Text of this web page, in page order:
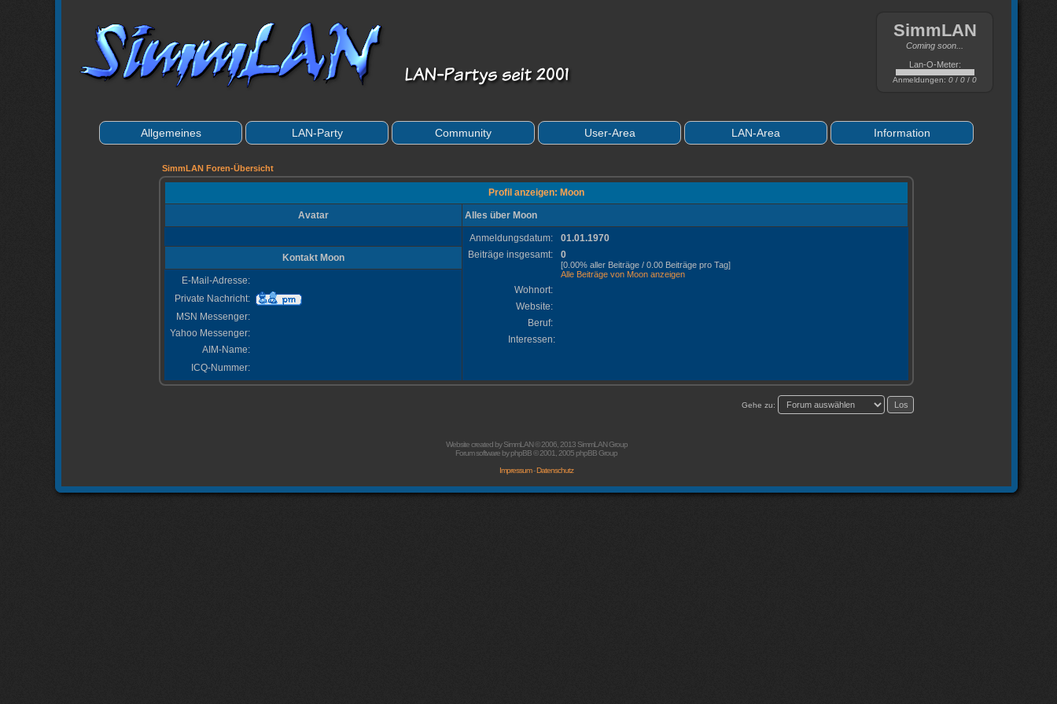
SimmLAN
Coming soon...
Lan-O-Meter:
Anmeldungen: 0 / 0 / 0
Allgemeines LAN-Party Community User-Area LAN-Area Information
SimmLAN Foren-Übersicht
Profil anzeigen: Moon
Avatar Alles über Moon
Anmeldungsdatum:
01.01.1970
Beiträge insgesamt:
0
[0.00% aller Beiträge / 0.00 Beiträge pro Tag]
Alle Beiträge von Moon anzeigen
Wohnort:
Website:
Beruf:
Interessen:
Kontakt Moon
E-Mail-Adresse:
Private Nachricht:
MSN Messenger:
Yahoo Messenger:
AIM-Name:
ICQ-Nummer:
Gehe zu:
Website created bySimmLAN© 2006, 2013 SimmLAN Group
Forum software byphpBB© 2001, 2005 phpBB Group
Impressum-Datenschutz